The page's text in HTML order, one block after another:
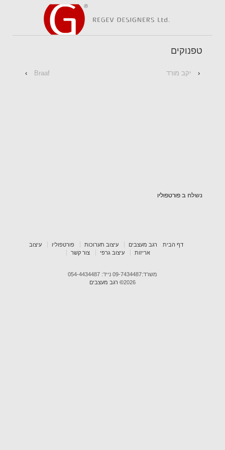
טפנוקים
Braaf
› ‹ יקב מורד
נשלח ב פורטפוליו
דף הבית רגב מעצבים עיצוב תערוכות פורטפוליו
עיצוב
אריזות
עיצוב גרפי צור קשר
משרד:09-7434487 נייד: 054-4434487
2026© רגב מעצבים